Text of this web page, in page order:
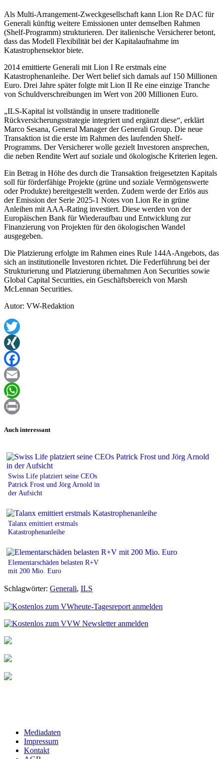
Als Multi-Arrangement-Zweckgesellschaft kann Lion Re DAC für
Generali künftig weitere Emissionen unter demselben Rahmen
(Shelf-Programm) strukturieren. Der italienische Versicherer betont,
dass das Modell Flexibilität bei der Kapitalaufnahme im
Katastrophensektor biete.
2014 emittierte Generali mit Lion I Re erstmals eine
Katastrophenanleihe. Der Wert belief sich damals auf 150 Millionen
Euro. Drei Jahre später folgte mit Lion II Re eine einzige Tranche
von Schuldverschreibungen im Wert von 200 Millionen Euro.
„ILS-Kapital ist vollständig in unsere traditionelle
Rückversicherungsstrategie integriert und ergänzt diese“, erklärt
Marco Sesana, General Manager der Generali Group. Die neue
Transaktion ist die erste im Rahmen des laufenden Shelf-
Programms. Der Versicherer wolle gezielt Investoren ansprechen,
die neben Rendite Wert auf soziale und ökologische Kriterien legen.
Ein Betrag in Höhe des durch die Transaktion freigesetzten Kapitals
soll für förderfähige Projekte (grüne und soziale Vermögenswerte
oder Produkte) bereitgestellt werden. Zudem werde der Erlös aus
der Emission der Serie 2025-1 Notes von Lion Re in grüne
Anleihen mit AAA-Rating investiert. Diese werden von der
Europäischen Bank für Wiederaufbau und Entwicklung zur
Finanzierung von Projekten für den ökologischen Wandel
ausgegeben.
Die Platzierung erfolgte im Rahmen eines Rule 144A-Angebots, das
sich an institutionelle Investoren richtet. Die Federführung bei der
Strukturierung und Platzierung übernahmen Aon Securities sowie
Global Capital Securities, ein Geschäftsbereich von Marsh
McLennan Securities.
Autor: VW-Redaktion
Twitter
XING
Facebook
Email
WhatsApp
Auch interessant
Swiss Life platziert seine CEOs
Patrick Frost und Jörg Arnold in
der Aufsicht
Talanx emittiert erstmals
Katastrophenanleihe
Elementarschäden belasten R+V
mit 200 Mio. Euro
Schlagwörter: Generali, ILS
Mediadaten
Impressum
Kontakt